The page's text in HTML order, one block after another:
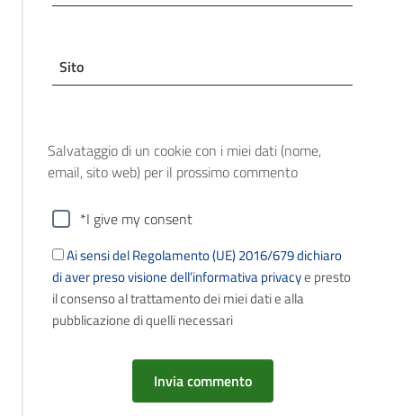
Sito
Salvataggio di un cookie con i miei dati (nome,
email, sito web) per il prossimo commento
*I give my consent
Ai sensi del Regolamento (UE) 2016/679 dichiaro
di aver preso visione dell’informativa privacye presto
il consenso al trattamento dei miei dati e alla
pubblicazione di quelli necessari